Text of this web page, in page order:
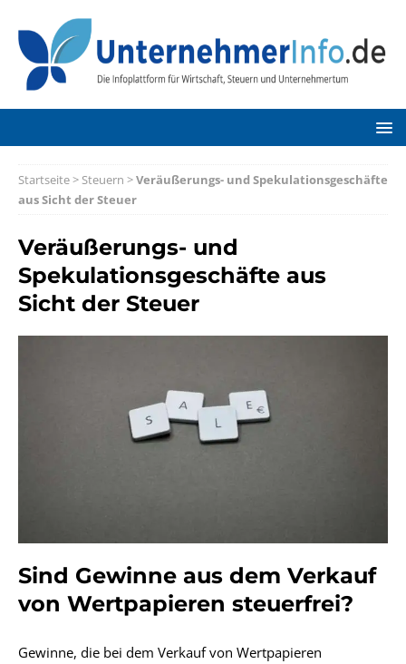
Startseite> Steuern >Veräußerungs- und Spekulationsgeschäfte
aus Sicht der Steuer
Veräußerungs- und
Spekulationsgeschäfte aus
Sicht der Steuer
Sind Gewinne aus dem Verkauf
von Wertpapieren steuerfrei?
Gewinne, die bei dem Verkauf von Wertpapieren